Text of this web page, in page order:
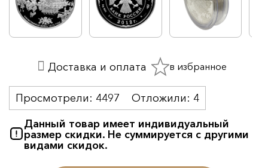
Данный товар имеет индивидуальный
размер скидки. Не суммируется с другими
видами скидок.
Просмотрели: 4497 Отложили: 4
Доставка и оплата в избранное